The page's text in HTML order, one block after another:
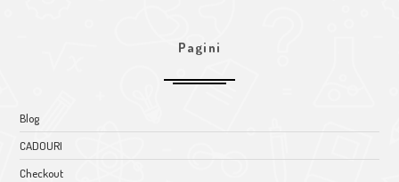
Pagini
Blog
CADOURI
Checkout